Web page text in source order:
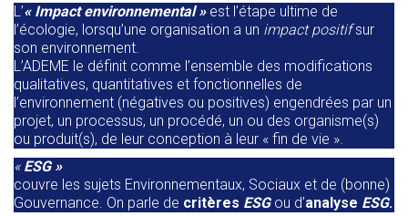
L’« Impact environnemental »est l’étape ultime de
l’écologie, lorsqu’une organisation a un impact positifsur
son environnement.
L’ADEME le définit comme l’ensemble des modifications
qualitatives, quantitatives et fonctionnelles de
l’environnement (négatives ou positives) engendrées par un
projet, un processus, un procédé, un ou des organisme(s)
ou produit(s), de leur conception à leur « fin de vie ».
« ESG »
couvre les sujets Environnementaux, Sociaux et de (bonne)
Gouvernance. On parle de critères ESG ou d’analyse ESG.